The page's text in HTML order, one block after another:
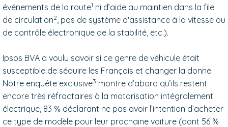
événements de la route1 ni d’aide au maintien dans la file
de circulation2 , pas de système d'assistance à la vitesse ou
de contrôle électronique de la stabilité, etc.).
Ipsos BVA a voulu savoir si ce genre de véhicule était
susceptible de séduire les Français et changer la donne.
Notre enquête exclusive3 montre d’abord qu’ils restent
encore très réfractaires à la motorisation intégralement
électrique, 83 % déclarant ne pas avoir l’intention d’acheter
ce type de modèle pour leur prochaine voiture (dont 56 %